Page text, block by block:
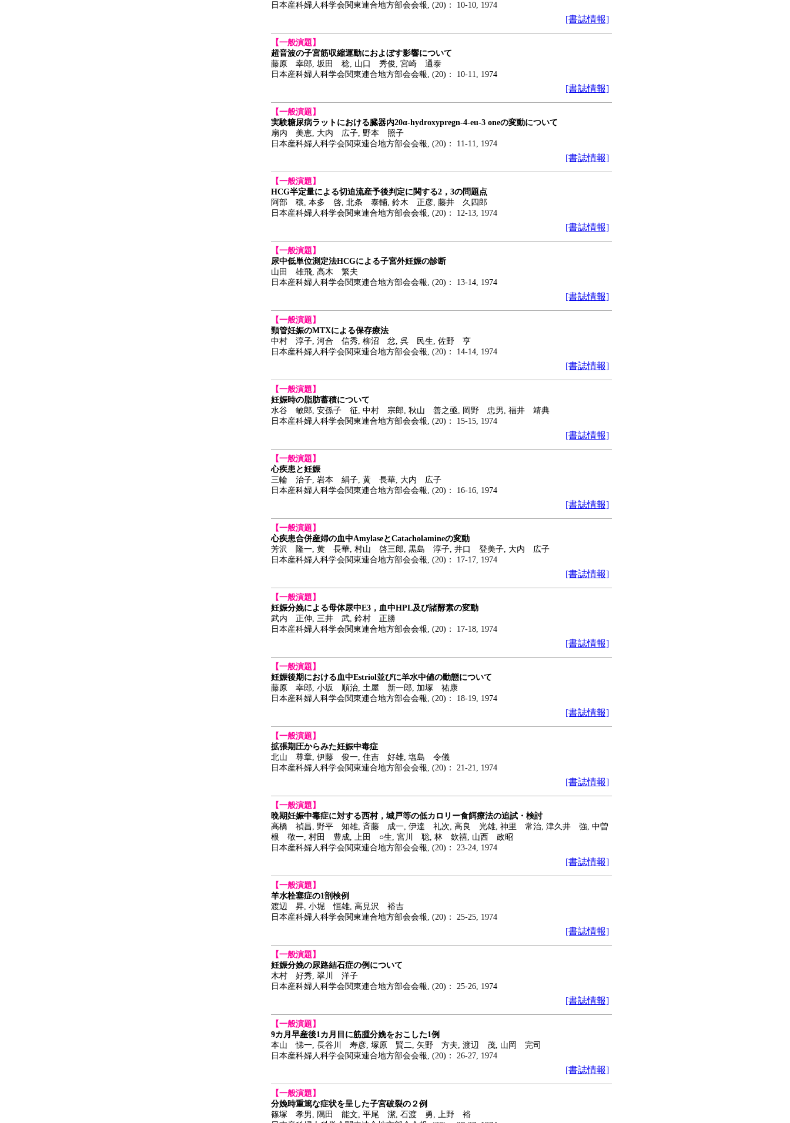
日本産科婦人科学会関東連合地方部会会報, (20)： 10-10, 1974
[書誌情報]
【一般演題】
超音波の子宮筋収縮運動におよぼす影響について
藤原 幸郎, 坂田 稔, 山口 秀俊, 宮崎 通泰
日本産科婦人科学会関東連合地方部会会報, (20)： 10-11, 1974
[書誌情報]
【一般演題】
実験糖尿病ラットにおける臓器内20α-hydroxypregn-4-eu-3 oneの変動について
扇内 美恵, 大内 広子, 野本 照子
日本産科婦人科学会関東連合地方部会会報, (20)： 11-11, 1974
[書誌情報]
【一般演題】
HCG半定量による切迫流産予後判定に関する2，3の問題点
阿部 穣, 本多 啓, 北条 泰輔, 鈴木 正彦, 藤井 久四郎
日本産科婦人科学会関東連合地方部会会報, (20)： 12-13, 1974
[書誌情報]
【一般演題】
尿中低単位測定法HCGによる子宮外妊娠の診断
山田 雄飛, 高木 繁夫
日本産科婦人科学会関東連合地方部会会報, (20)： 13-14, 1974
[書誌情報]
【一般演題】
頸管妊娠のMTXによる保存療法
中村 淳子, 河合 信秀, 柳沼 忿, 呉 民生, 佐野 亨
日本産科婦人科学会関東連合地方部会会報, (20)： 14-14, 1974
[書誌情報]
【一般演題】
妊娠時の脂肪蓄積について
水谷 敏郎, 安孫子 征, 中村 宗郎, 秋山 善之亟, 岡野 忠男, 福井 靖典
日本産科婦人科学会関東連合地方部会会報, (20)： 15-15, 1974
[書誌情報]
【一般演題】
心疾患と妊娠
三輪 治子, 岩本 絹子, 黄 長華, 大内 広子
日本産科婦人科学会関東連合地方部会会報, (20)： 16-16, 1974
[書誌情報]
【一般演題】
心疾患合併産婦の血中AmylaseとCatacholamineの変動
芳沢 隆一, 黄 長華, 村山 啓三郎, 黒島 淳子, 井口 登美子, 大内 広子
日本産科婦人科学会関東連合地方部会会報, (20)： 17-17, 1974
[書誌情報]
【一般演題】
妊娠分娩による母体尿中E3，血中HPL及び諸酵素の変動
武内 正伸, 三井 武, 鈴村 正勝
日本産科婦人科学会関東連合地方部会会報, (20)： 17-18, 1974
[書誌情報]
【一般演題】
妊娠後期における血中Estriol並びに羊水中値の動態について
藤原 幸郎, 小坂 順治, 土屋 新一郎, 加塚 祐康
日本産科婦人科学会関東連合地方部会会報, (20)： 18-19, 1974
[書誌情報]
【一般演題】
拡張期圧からみた妊娠中毒症
北山 尊章, 伊藤 俊一, 住吉 好雄, 塩島 令儀
日本産科婦人科学会関東連合地方部会会報, (20)： 21-21, 1974
[書誌情報]
【一般演題】
晩期妊娠中毒症に対する西村，城戸等の低カロリー食餌療法の追試・検討
高橋 禎昌, 野平 知雄, 斉藤 成一, 伊達 礼次, 高良 光雄, 神里 常治, 津久井 強, 中曽
根 敬一, 村田 豊成, 上田 ○生, 宮川 聡, 林 欽禧, 山西 政昭
日本産科婦人科学会関東連合地方部会会報, (20)： 23-24, 1974
[書誌情報]
【一般演題】
羊水栓塞症の1剖検例
渡辺 昇, 小堀 恒雄, 高見沢 裕吉
日本産科婦人科学会関東連合地方部会会報, (20)： 25-25, 1974
[書誌情報]
【一般演題】
妊娠分娩の尿路結石症の例について
木村 好秀, 翠川 洋子
日本産科婦人科学会関東連合地方部会会報, (20)： 25-26, 1974
[書誌情報]
【一般演題】
9カ月早産後1カ月目に筋腫分娩をおこした1例
本山 悌一, 長谷川 寿彦, 塚原 賢二, 矢野 方夫, 渡辺 茂, 山岡 完司
日本産科婦人科学会関東連合地方部会会報, (20)： 26-27, 1974
[書誌情報]
【一般演題】
分娩時重篤な症状を呈した子宮破裂の２例
篠塚 孝男, 隅田 能文, 平尾 潔, 石渡 勇, 上野 裕